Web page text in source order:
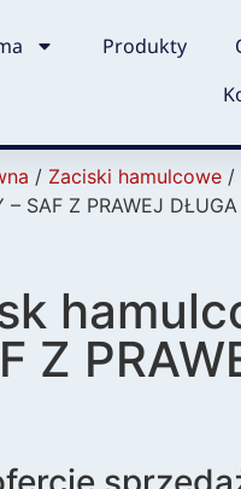
Produkty
/ Zaciski hamulcowe /
– SAF Z PRAWEJ DŁUGA
Z